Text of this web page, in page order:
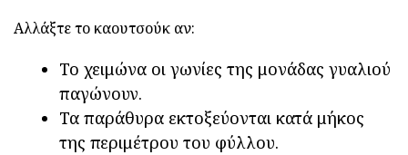
Αλλάξτε το καουτσούκ αν:
Το χειμώνα οι γωνίες της μονάδας γυαλιού
παγώνουν.
Τα παράθυρα εκτοξεύονται κατά μήκος
της περιμέτρου του φύλλου.